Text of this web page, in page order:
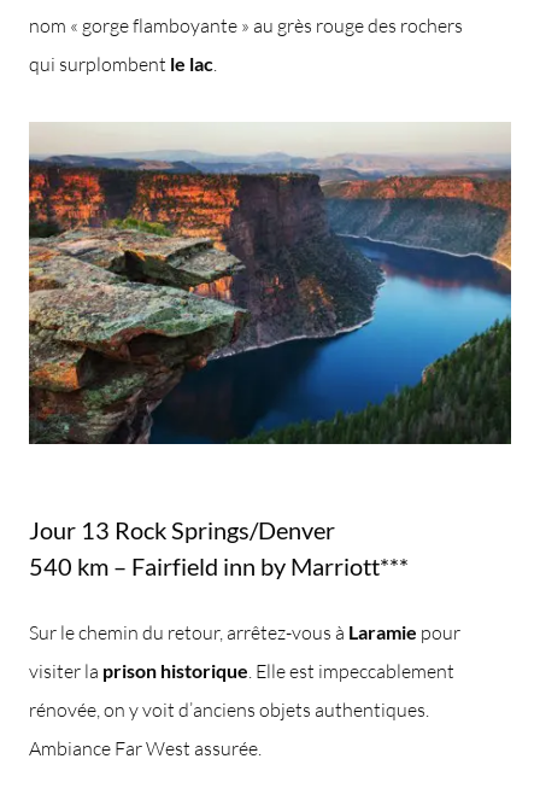
nom « gorge flamboyante » au grès rouge des rochers
qui surplombent le lac
Jour 13 Rock Springs/Denver
540 km – Fairfield inn by Marriott***
Sur le chemin du retour, arrêtez-vous à Laramie pour
visiter la prison historique . Elle est impeccablement
rénovée, on y voit d’anciens objets authentiques.
Ambiance Far West assurée.